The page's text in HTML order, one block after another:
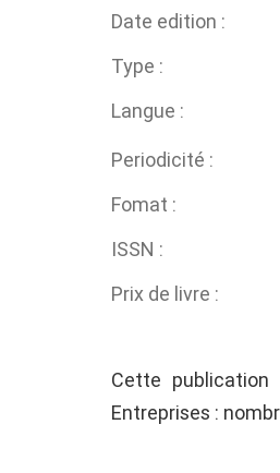
Date edition
Type
Langue
Periodicité
Fomat
ISSN
Prix de livre
Cette publication
Entreprises :